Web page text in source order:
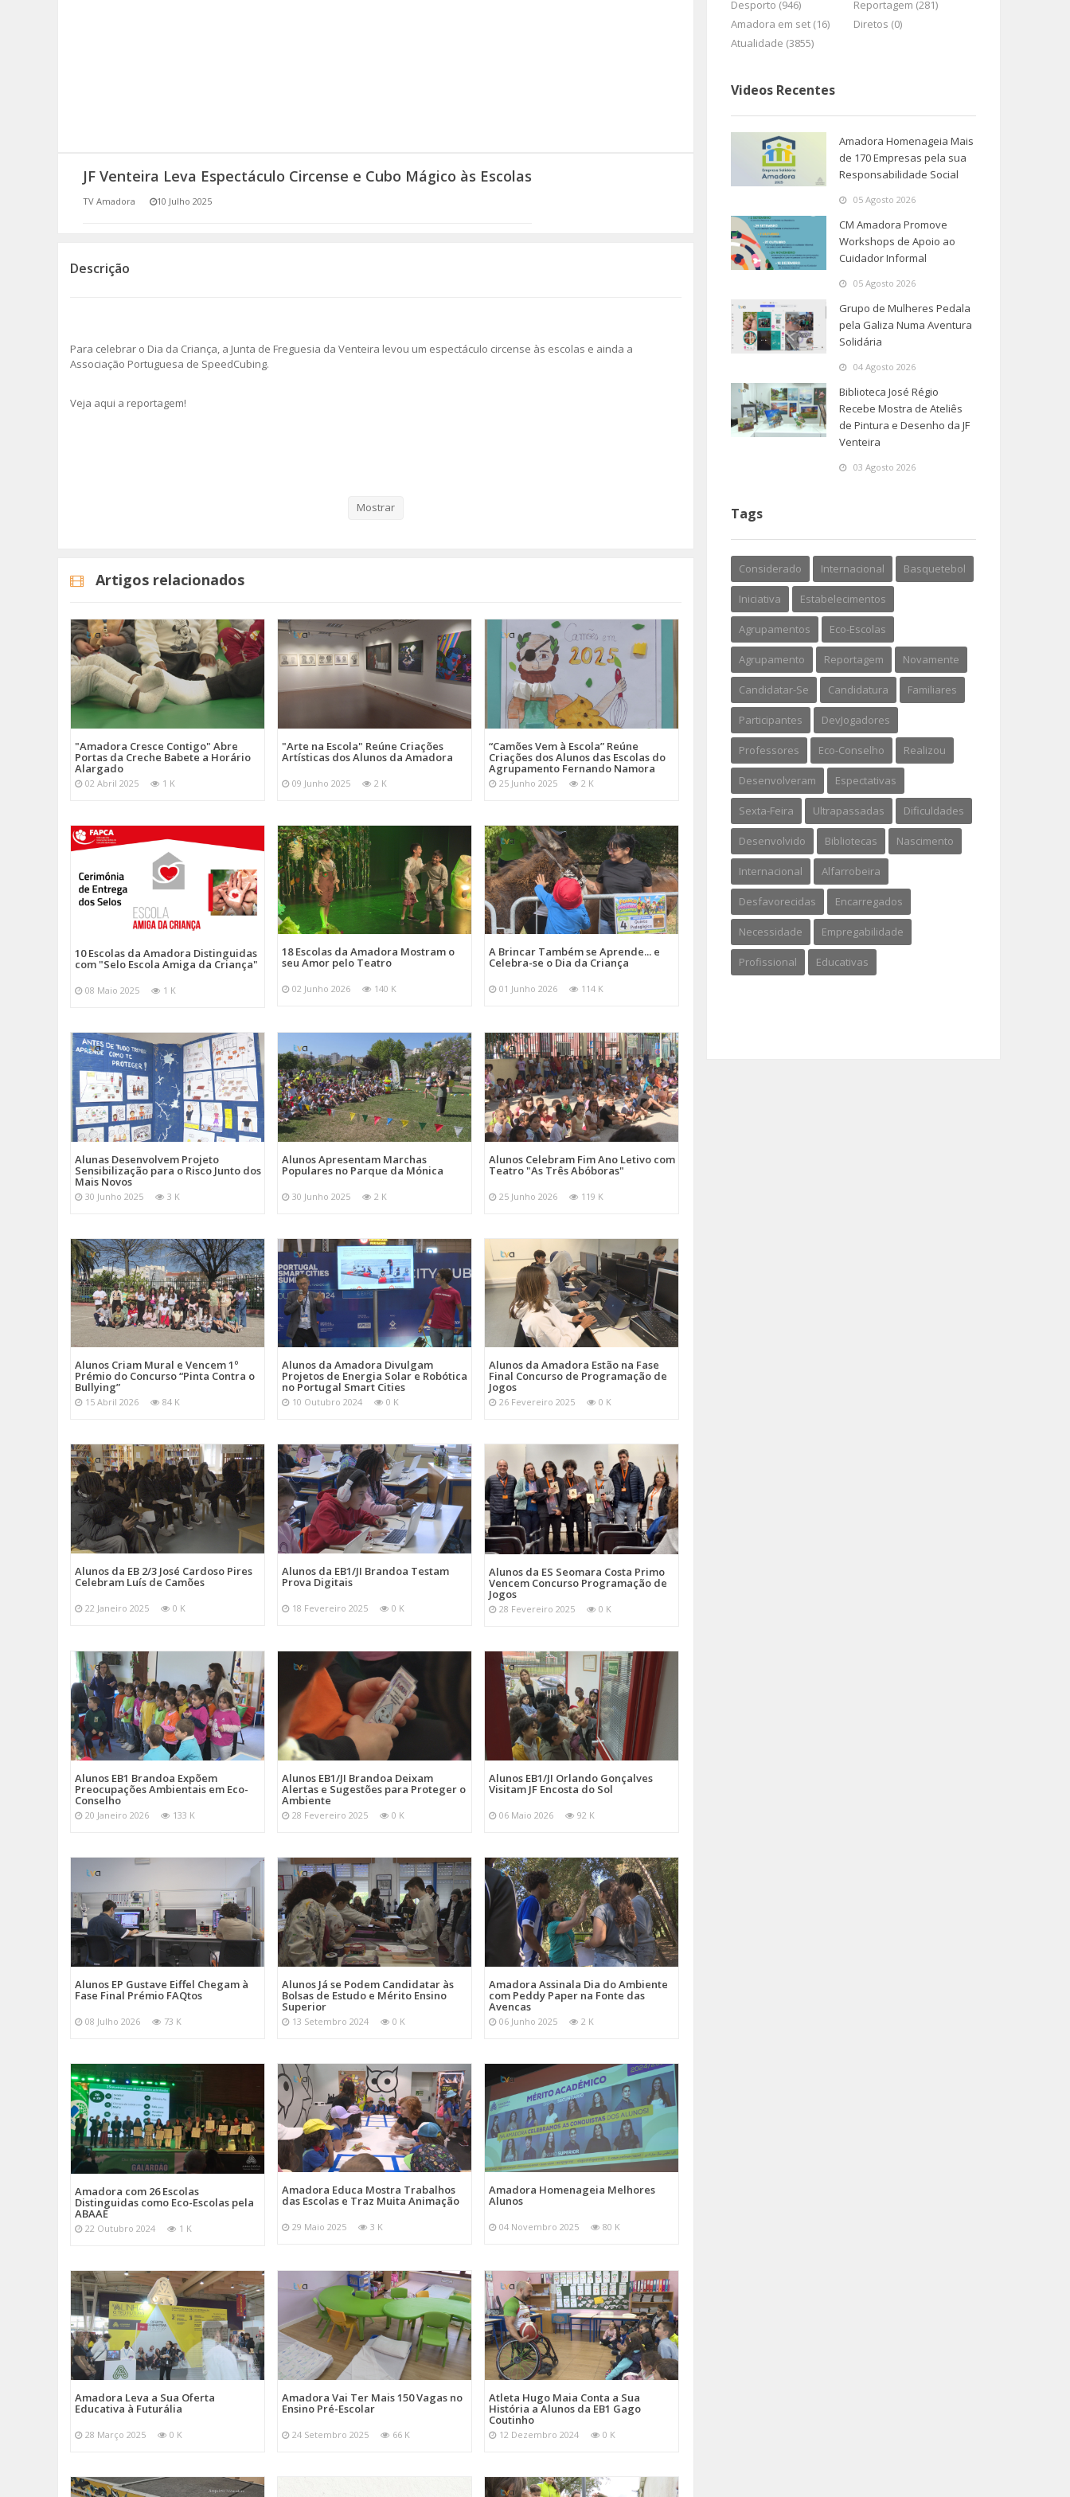
(RE) PENSAMENTOS
JF Venteira Leva Espectáculo Circense e Cubo Mágico às Escolas
TV Amadora 10 Julho 2025
Descrição
Para celebrar o Dia da Criança, a Junta de Freguesia da Venteira levou um espectáculo circense às escolas e ainda a
Associação Portuguesa de SpeedCubing.
Veja aqui a reportagem!
Mostrar
Artigos relacionados
"Amadora Cresce Contigo" Abre
Portas da Creche Babete a Horário
Alargado
02 Abril 2025 1 K
"Arte na Escola" Reúne Criações
Artísticas dos Alunos da Amadora
09 Junho 2025 2 K
“Camões Vem à Escola” Reúne
Criações dos Alunos das Escolas do
Agrupamento Fernando Namora
25 Junho 2025 2 K
10 Escolas da Amadora Distinguidas
com "Selo Escola Amiga da Criança"
08 Maio 2025 1 K
18 Escolas da Amadora Mostram o
seu Amor pelo Teatro
02 Junho 2026 140 K
A Brincar Também se Aprende... e
Celebra-se o Dia da Criança
01 Junho 2026 114 K
Alunas Desenvolvem Projeto
Sensibilização para o Risco Junto dos
Mais Novos
30 Junho 2025 3 K
Alunos Apresentam Marchas
Populares no Parque da Mónica
30 Junho 2025 2 K
Alunos Celebram Fim Ano Letivo com
Teatro "As Três Abóboras"
25 Junho 2026 119 K
Alunos Criam Mural e Vencem 1º
Prémio do Concurso “Pinta Contra o
Bullying”
15 Abril 2026 84 K
Alunos da Amadora Divulgam
Projetos de Energia Solar e Robótica
no Portugal Smart Cities
10 Outubro 2024 0 K
Alunos da Amadora Estão na Fase
Final Concurso de Programação de
Jogos
26 Fevereiro 2025 0 K
Alunos da EB 2/3 José Cardoso Pires
Celebram Luís de Camões
22 Janeiro 2025 0 K
Alunos da EB1/JI Brandoa Testam
Prova Digitais
18 Fevereiro 2025 0 K
Alunos da ES Seomara Costa Primo
Vencem Concurso Programação de
Jogos
28 Fevereiro 2025 0 K
Alunos EB1 Brandoa Expõem
Preocupações Ambientais em Eco-
Conselho
20 Janeiro 2026 133 K
Alunos EB1/JI Brandoa Deixam
Alertas e Sugestões para Proteger o
Ambiente
28 Fevereiro 2025 0 K
Alunos EB1/JI Orlando Gonçalves
Visitam JF Encosta do Sol
06 Maio 2026 92 K
Alunos EP Gustave Eiffel Chegam à
Fase Final Prémio FAQtos
08 Julho 2026 73 K
Alunos Já se Podem Candidatar às
Bolsas de Estudo e Mérito Ensino
Superior
13 Setembro 2024 0 K
Amadora Assinala Dia do Ambiente
com Peddy Paper na Fonte das
Avencas
06 Junho 2025 2 K
Amadora com 26 Escolas
Distinguidas como Eco-Escolas pela
ABAAE
22 Outubro 2024 1 K
Amadora Educa Mostra Trabalhos
das Escolas e Traz Muita Animação
29 Maio 2025 3 K
Amadora Homenageia Melhores
Alunos
04 Novembro 2025 80 K
Amadora Leva a Sua Oferta
Educativa à Futurália
28 Março 2025 0 K
Amadora Vai Ter Mais 150 Vagas no
Ensino Pré-Escolar
24 Setembro 2025 66 K
Atleta Hugo Maia Conta a Sua
História a Alunos da EB1 Gago
Coutinho
12 Dezembro 2024 0 K
Desporto (946)
Reportagem (281)
Amadora em set (16)
Diretos (0)
Atualidade (3855)
Videos Recentes
Amadora Homenageia Mais
de 170 Empresas pela sua
Responsabilidade Social
05 Agosto 2026
CM Amadora Promove
Workshops de Apoio ao
Cuidador Informal
05 Agosto 2026
Grupo de Mulheres Pedala
pela Galiza Numa Aventura
Solidária
04 Agosto 2026
Biblioteca José Régio
Recebe Mostra de Ateliês
de Pintura e Desenho da JF
Venteira
03 Agosto 2026
Tags
Considerado Internacional Basquetebol
Iniciativa Estabelecimentos
Agrupamentos Eco-Escolas
Agrupamento Reportagem Novamente
Candidatar-Se Candidatura Familiares
Participantes DevJogadores
Professores Eco-Conselho Realizou
Desenvolveram Espectativas
Sexta-Feira Ultrapassadas Dificuldades
Desenvolvido Bibliotecas Nascimento
Internacional Alfarrobeira
Desfavorecidas Encarregados
Necessidade Empregabilidade
Profissional Educativas